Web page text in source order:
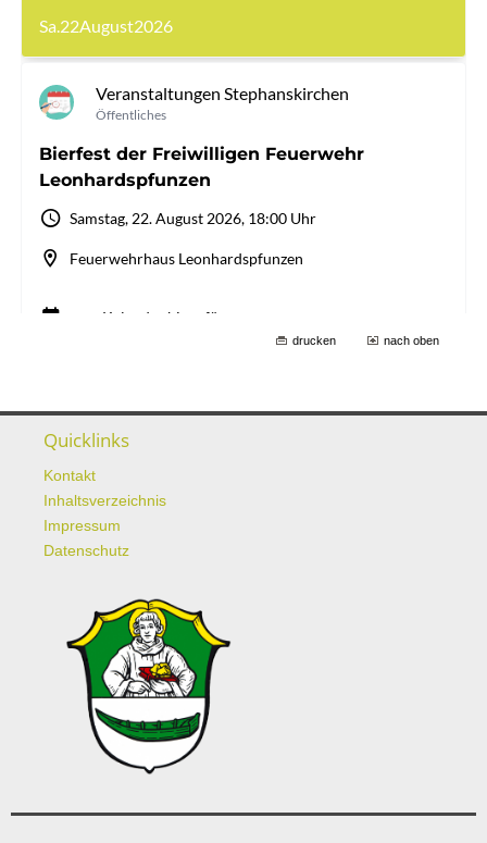
drucken nach oben
Quicklinks
Kontakt
Inhaltsverzeichnis
Impressum
Datenschutz